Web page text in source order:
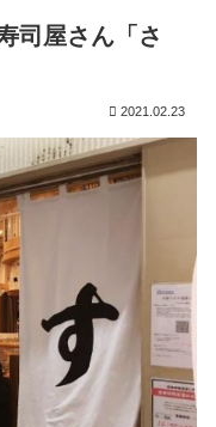
司屋さん「さ
2021.02.23